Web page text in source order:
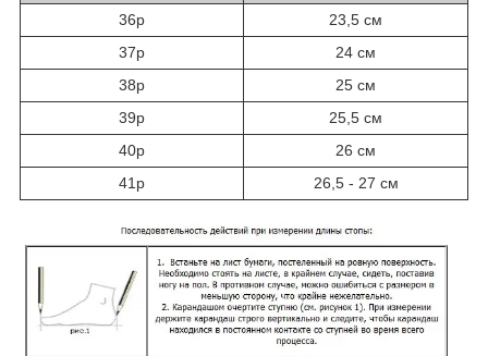
36р
23,5 см
37р
24 см
38р
25 см
39р
25,5 см
40р
26 см
41р
26,5 - 27 см